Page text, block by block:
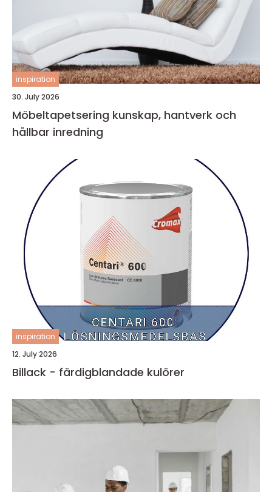
inspiration
30. July 2026
Möbeltapetsering kunskap, hantverk och
hållbar inredning
inspiration
12. July 2026
Billack - färdigblandade kulörer